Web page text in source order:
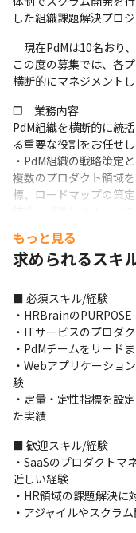
した組織課題解決プロ
現在PdMは10名おり
この度の募集では、各
横断的にマネジメント
❐　業務内容
PdM組織を横断的に統
る重要な役割をお任せし
・PdM組織の戦略策定
複数のプロダクト領域
標、ロードマップの策
・組織課題解決と開発体
各プロダクトのテック
に取り組みます。
・ビジネスサイドとの
顧客価値の最大化のた
ロダクト開発を行って
※業務内容変更範囲：
❐　開発体制について
スクラムのフレームワ
います。マイクロサー
発を進めています。チ
開発→レビュー→振り
くものを開発しています
また、ビジネスサイド
組んでいます。直近で
もっと見る
求められるスキ
■ 必須スキル/経験
・HRBrainの
・ITサービスのプロダ
・PdMチームをリード
・Webアプリケーショ
験
・定量・定性指標を設
た実績
■ 歓迎スキル/経験
・SaaSのプロダクトマ
近しい経験
・HR領域の課題解決
・アジャイルやスクラ